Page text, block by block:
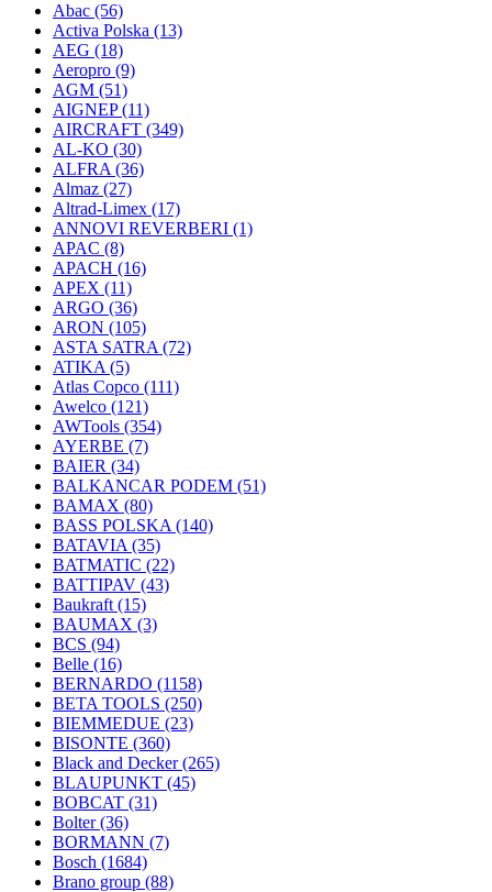
Abac (56)
Activa Polska (13)
AEG (18)
Aeropro (9)
AGM (51)
AIGNEP(11)
AIRCRAFT (349)
AL-KO (30)
ALFRA (36)
Almaz (27)
Altrad-Limex (17)
ANNOVI REVERBERI (1)
APAC (8)
APACH (16)
APEX (11)
ARGO (36)
ARON (105)
ASTA SATRA (72)
ATIKA (5)
Atlas Copco (111)
Awelco (121)
AWTools (354)
AYERBE (7)
BAIER (34)
BALKANCAR PODEM (51)
BAMAX (80)
BASS POLSKA (140)
BATAVIA (35)
BATMATIC (22)
BATTIPAV (43)
Baukraft (15)
BAUMAX (3)
BCS (94)
Belle (16)
BERNARDO (1158)
BETA TOOLS (250)
BIEMMEDUE (23)
BISONTE (360)
Black and Decker(265)
BLAUPUNKT (45)
BOBCAT (31)
Bolter(36)
BORMANN (7)
Bosch (1684)
Brano group (88)